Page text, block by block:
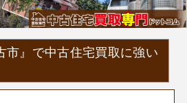
市』で中古住宅買取に強い